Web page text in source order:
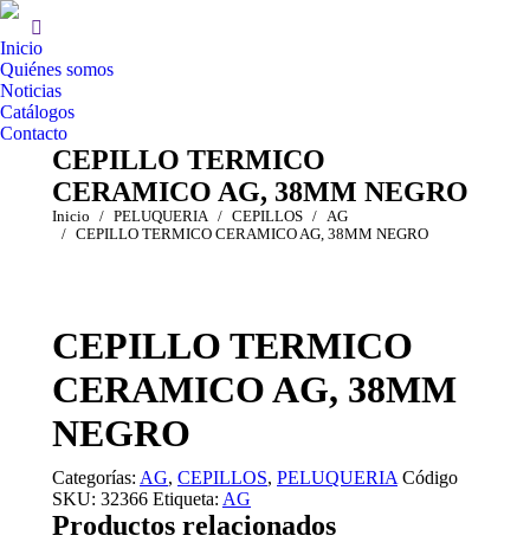
Inicio
Quiénes somos
Noticias
Catálogos
Contacto
CEPILLO TERMICO
CERAMICO AG, 38MM NEGRO
Estás aquí:
Inicio PELUQUERIA CEPILLOS
AG
CEPILLO TERMICO CERAMICO AG, 38MM NEGRO
CEPILLO TERMICO
CERAMICO AG, 38MM
NEGRO
Categorías: AG, CEPILLOS, PELUQUERIA Código
SKU: 32366 Etiqueta: AG
Productos relacionados